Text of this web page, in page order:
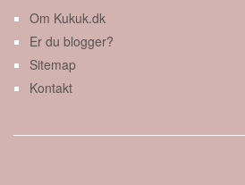
Om Kukuk.dk
Er du blogger?
Sitemap
Kontakt